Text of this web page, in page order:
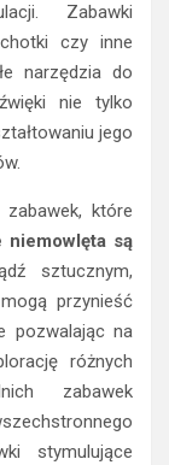
Zabawki
czy inne
narzędzia do
nie tylko
jego
które
niemowlęta są
sztucznym,
przynieść
pozwalając na
różnych
zabawek
stymulujące